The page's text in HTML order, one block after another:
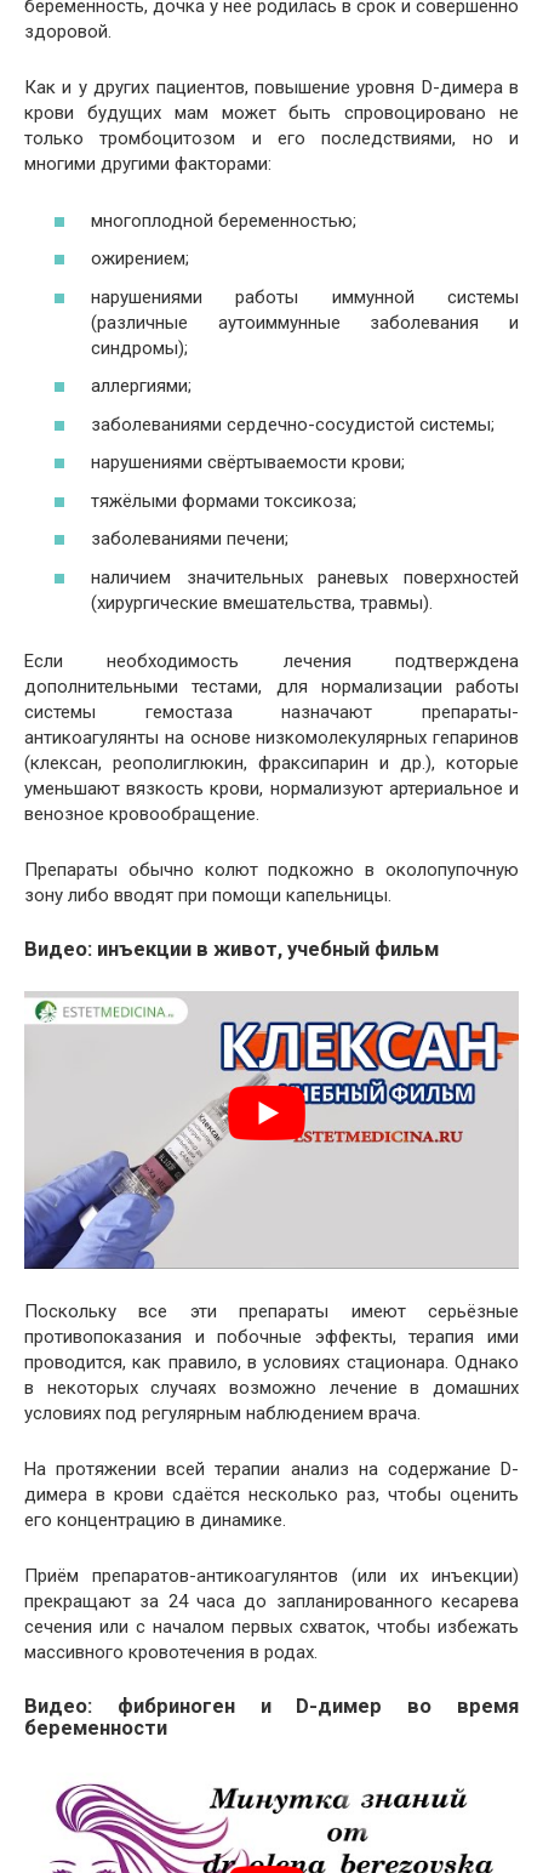
беременность, дочка у неё родилась в срок и совершенно
здоровой.
Как и у других пациентов, повышение уровня D-димера в
крови будущих мам может быть спровоцировано не
только тромбоцитозом и его последствиями, но и
многими другими факторами:
многоплодной беременностью;
ожирением;
нарушениями работы иммунной системы
(различные аутоиммунные заболевания и
синдромы);
аллергиями;
заболеваниями сердечно-сосудистой системы;
нарушениями свёртываемости крови;
тяжёлыми формами токсикоза;
заболеваниями печени;
наличием значительных раневых поверхностей
(хирургические вмешательства, травмы).
Если необходимость лечения подтверждена
дополнительными тестами, для нормализации работы
системы гемостаза назначают препараты-
антикоагулянты на основе низкомолекулярных гепаринов
(клексан, реополиглюкин, фраксипарин и др.), которые
уменьшают вязкость крови, нормализуют артериальное и
венозное кровообращение.
Препараты обычно колют подкожно в околопупочную
зону либо вводят при помощи капельницы.
Видео: инъекции в живот, учебный фильм
Поскольку все эти препараты имеют серьёзные
противопоказания и побочные эффекты, терапия ими
проводится, как правило, в условиях стационара. Однако
в некоторых случаях возможно лечение в домашних
условиях под регулярным наблюдением врача.
На протяжении всей терапии анализ на содержание D-
димера в крови сдаётся несколько раз, чтобы оценить
его концентрацию в динамике.
Приём препаратов-антикоагулянтов (или их инъекции)
прекращают за 24 часа до запланированного кесарева
сечения или с началом первых схваток, чтобы избежать
массивного кровотечения в родах.
Видео: фибриноген и D-димер во время
беременности